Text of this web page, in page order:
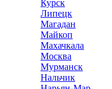
Курск
Липецк
Магадан
Майкоп
Махачкала
Москва
Мурманск
Нальчик